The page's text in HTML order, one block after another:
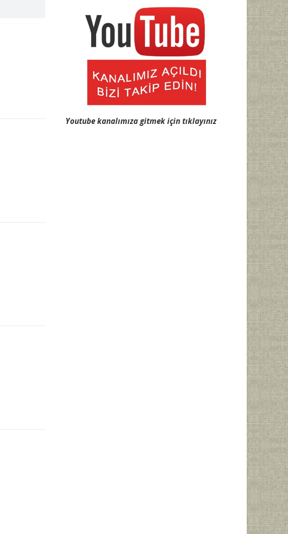
Youtube kanalımıza gitmek için tıklayınız